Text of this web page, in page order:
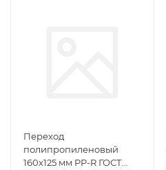
Переход
полипропиленовый
160х125 мм PP-R ГОСТ